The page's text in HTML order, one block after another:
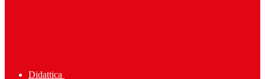
Didattica